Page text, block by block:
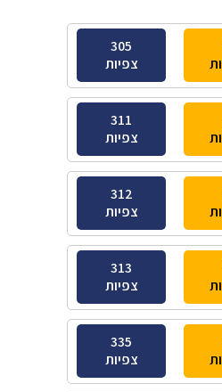
305
צפיות
311
צפיות
312
צפיות
313
צפיות
335
צפיות